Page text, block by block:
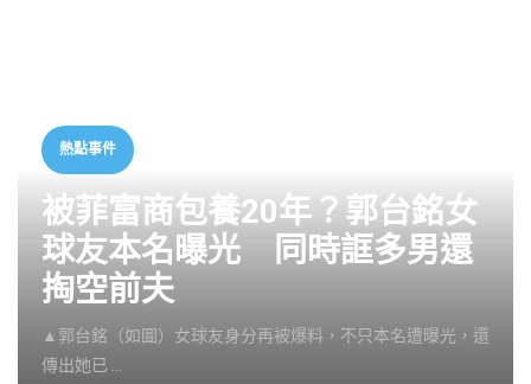
熱點事件
被菲富商包養20年？郭台銘女
球友本名曝光 同時誆多男還
掏空前夫
▲郭台銘（如圖）女球友身分再被爆料，不只本名遭曝光，還
傳出她已 …